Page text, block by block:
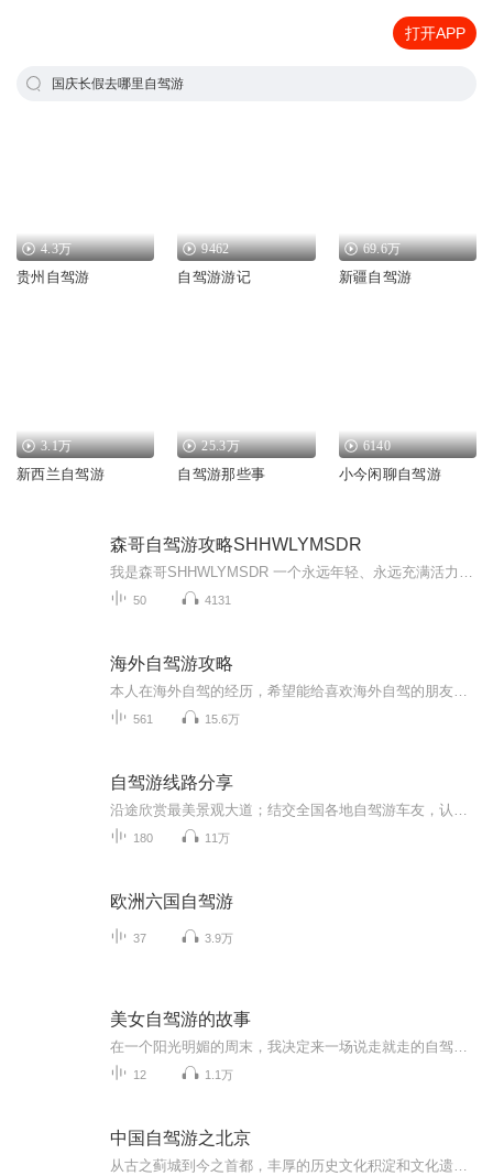
打开APP
国庆长假去哪里自驾游
4.3万
贵州自驾游
9462
自驾游游记
69.6万
新疆自驾游
3.1万
新西兰自驾游
25.3万
自驾游那些事
6140
小今闲聊自驾游
森哥自驾游攻略SHHWLYMSDR
50 4131
海外自驾游攻略
561 15.6万
自驾游线路分享
180 11万
欧洲六国自驾游
37 3.9万
美女自驾游的故事
12 1.1万
中国自驾游之北京